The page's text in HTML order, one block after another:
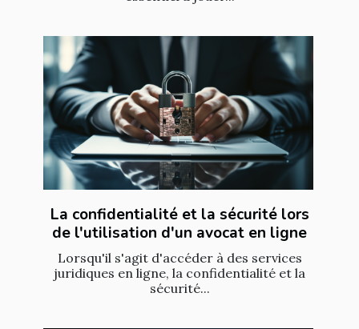
La confidentialité et la sécurité lors
de l'utilisation d'un avocat en ligne
Lorsqu'il s'agit d'accéder à des services
juridiques en ligne, la confidentialité et la
sécurité...